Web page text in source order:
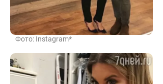
Фото: Instagram*